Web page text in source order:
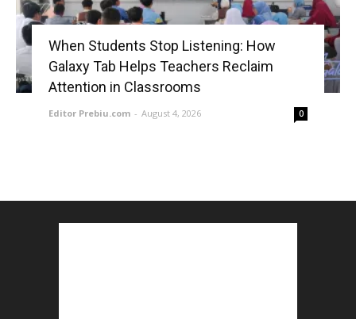
When Students Stop Listening: How
Galaxy Tab Helps Teachers Reclaim
Attention in Classrooms
Editor Prebiu.com - August 4, 2026 0